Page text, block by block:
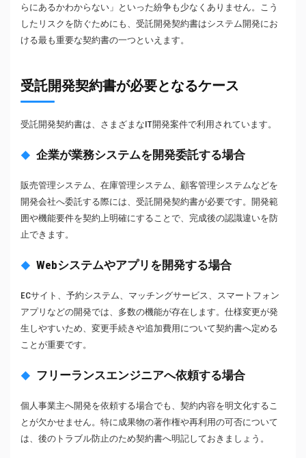
らにあるかわからない」といった紛争も少なくありません。こう
したリスクを防ぐためにも、受託開発契約書はシステム開発にお
ける最も重要な契約書の一つといえます。
受託開発契約書が必要となるケース
受託開発契約書は、さまざまなIT開発案件で利用されています。
企業が業務システムを開発委託する場合
販売管理システム、在庫管理システム、顧客管理システムなどを
開発会社へ委託する際には、受託開発契約書が必要です。開発範
囲や機能要件を契約上明確にすることで、完成後の認識違いを防
止できます。
Webシステムやアプリを開発する場合
ECサイト、予約システム、マッチングサービス、スマートフォン
アプリなどの開発では、多数の機能が存在します。仕様変更が発
生しやすいため、変更手続きや追加費用について契約書へ定める
ことが重要です。
フリーランスエンジニアへ依頼する場合
個人事業主へ開発を依頼する場合でも、契約内容を明文化するこ
とが欠かせません。特に成果物の著作権や再利用の可否について
は、後のトラブル防止のため契約書へ明記しておきましょう。